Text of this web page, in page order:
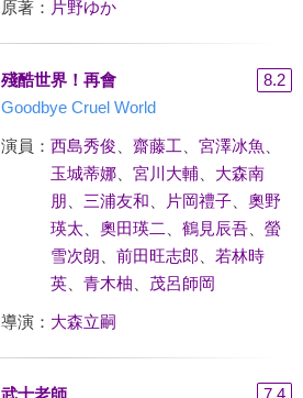
原著： 片野ゆか
殘酷世界！再會
8.2
Goodbye Cruel World
演員： 西島秀俊 齋藤工 宮澤冰魚
玉城蒂娜、 宮川大輔、 大森南
朋
三浦友和 片岡禮子、 奧野
瑛太
奧田瑛二 鶴見辰吾、 螢
雪次朗
前田旺志郎
若林時
英、 青木柚 茂呂師岡
導演： 大森立嗣
武士老師
7.4